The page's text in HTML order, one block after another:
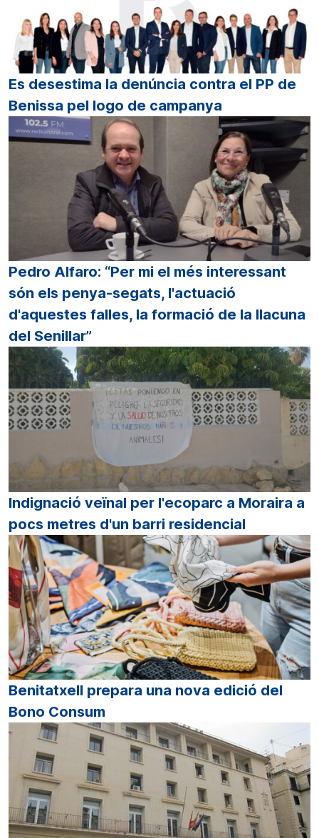
Es desestima la denúncia contra el PP de
Benissa pel logo de campanya
Pedro Alfaro: “Per mi el més interessant
són els penya-segats, l'actuació
d'aquestes falles, la formació de la llacuna
del Senillar”
Indignació veïnal per l'ecoparc a Moraira a
pocs metres d'un barri residencial
Benitatxell prepara una nova edició del
Bono Consum